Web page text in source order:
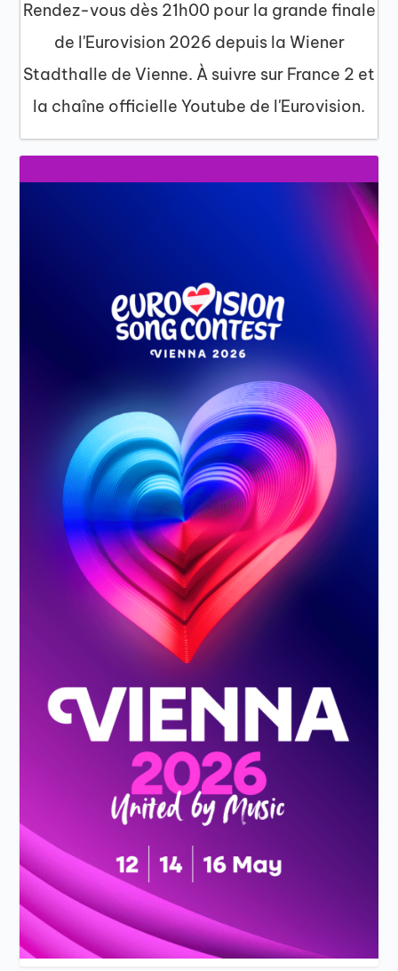
Rendez-vous dès 21h00 pour la grande finale
de l'Eurovision 2026 depuis la Wiener
Stadthalle de Vienne. À suivre sur France 2 et
la chaîne officielle Youtube de l'Eurovision.